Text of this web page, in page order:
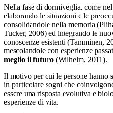
Nella fase di dormiveglia, come nel
elaborando le situazioni e le
consolidandole nella memoria
Tucker, 2006) ed integrando le
conoscenze esistenti (Tamminen,
mescolandole con esperienze
meglio il futuro (Wilhelm, 2011).
Il motivo per cui le persone hanno
in particolare sogni che
essere una risposta evolutiva e
esperienze di vita.